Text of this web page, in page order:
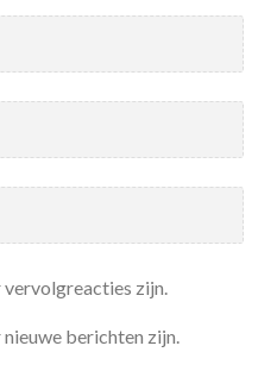
vervolgreacties zijn.
berichten zijn.